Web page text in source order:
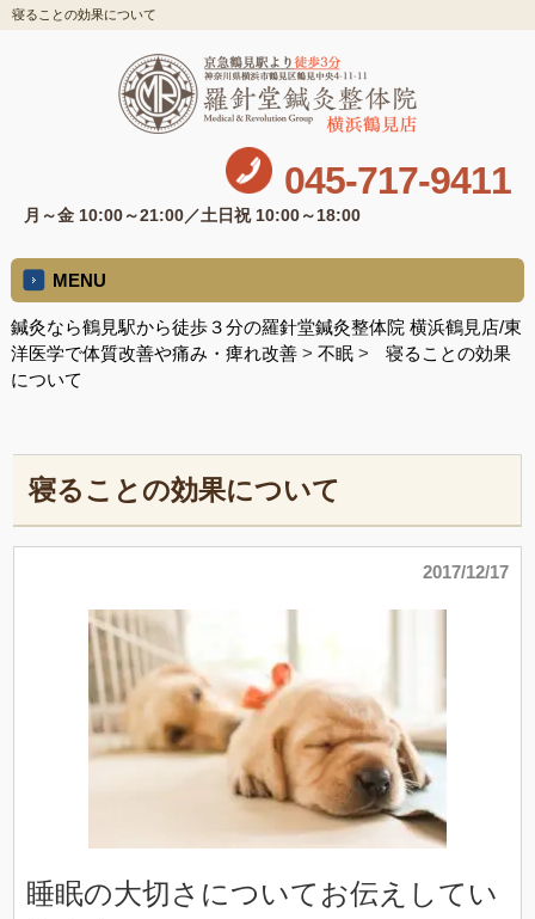
寝ることの効果について
045-717-9411
月～金 10:00～21:00／土日祝 10:00～18:00
MENU
鍼灸なら鶴見駅から徒歩３分の羅針堂鍼灸整体院 横浜鶴見店/東
洋医学で体質改善や痛み・痺れ改善> 不眠>
寝ることの効果
について
寝ることの効果について
2017/12/17
睡眠の大切さについてお伝えしてい